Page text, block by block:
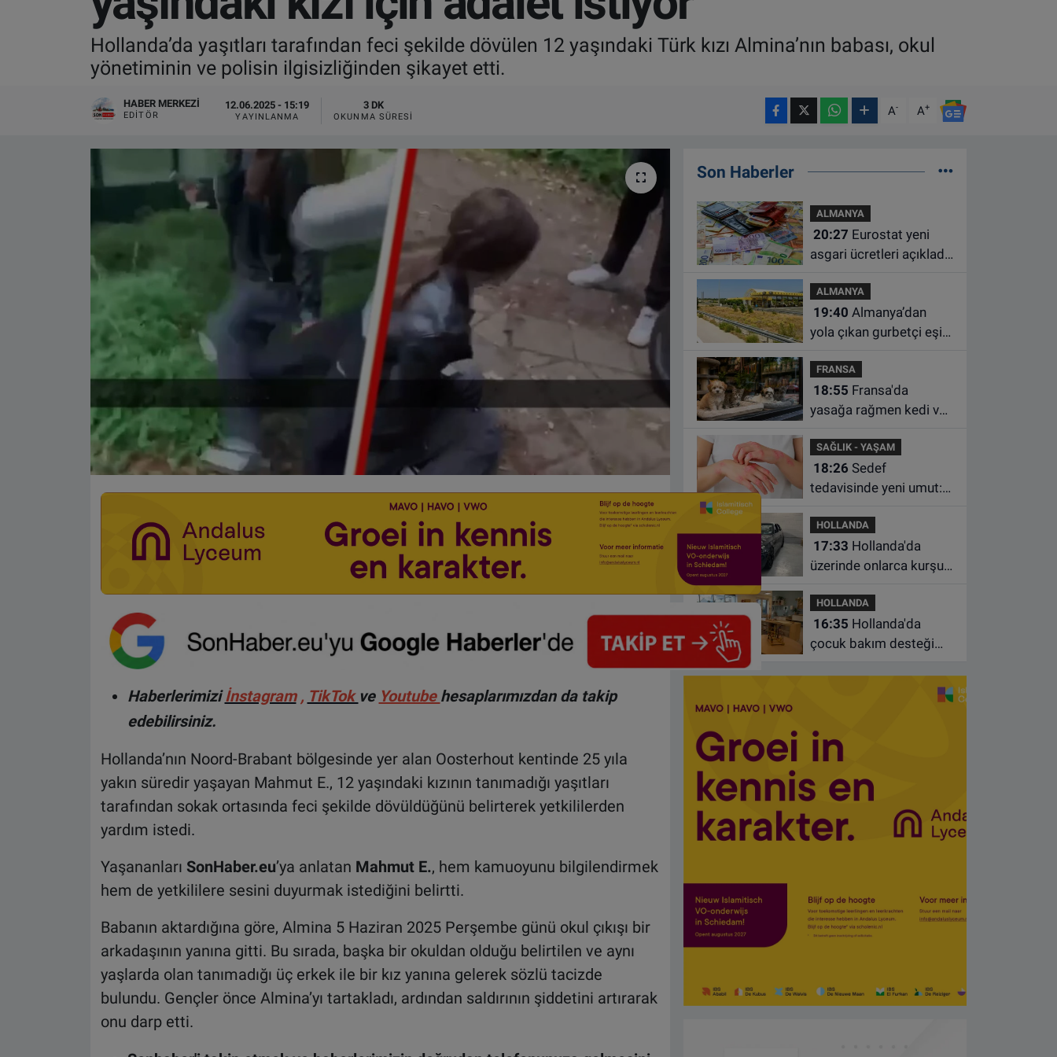
Hollanda’da yaşıtları tarafından feci şekilde dövülen 12 yaşındaki Türk kızı Almina’nın babası, okul
yönetiminin ve polisin ilgisizliğinden şikayet etti.
HABER MERKEZI
EDITÖR
12.06.2025 - 15:19
YAYINLANMA
3 DK
OKUNMA SÜRESI A- A+
Haberlerimizi İnstagram , TikTok ve Youtube hesaplarımızdan da takip
edebilirsiniz.
Hollanda’nın Noord-Brabant bölgesinde yer alan Oosterhout kentinde 25 yıla
yakın süredir yaşayan Mahmut E., 12 yaşındaki kızının tanımadığı yaşıtları
tarafından sokak ortasında feci şekilde dövüldüğünü belirterek yetkililerden
yardım istedi.
Yaşananları SonHaber.eu’ya anlatan Mahmut E., hem kamuoyunu bilgilendirmek
hem de yetkililere sesini duyurmak istediğini belirtti.
Babanın aktardığına göre, Almina 5 Haziran 2025 Perşembe günü okul çıkışı bir
arkadaşının yanına gitti. Bu sırada, başka bir okuldan olduğu belirtilen ve aynı
yaşlarda olan tanımadığı üç erkek ile bir kız yanına gelerek sözlü tacizde
bulundu. Gençler önce Almina’yı tartakladı, ardından saldırının şiddetini artırarak
onu darp etti.
Son Haberler
ALMANYA
20:27
asgari ücretleri açıkladı:
sıraya yükseldi
ALMANYA
19:40
yola çıkan gurbetçi eşini
istasyonunda unuttu
FRANSA
18:55
yasağa rağmen kedi ve
shoplara hayvan başına
1.500 euro ceza
SAĞLIK - YAŞAM
18:26
tedavisinde yeni umut:
iyileşmediği bulundu
HOLLANDA
17:33
üzerinde onlarca kurşun
euroya satışa çıktı
HOLLANDA
16:35
çocuk bakım desteği
hâlâ ek ödeme yapıyor
VIDEO GALERİ
ALGEMENE VOORWAARDEN
CONTACT
Çerez Politikası